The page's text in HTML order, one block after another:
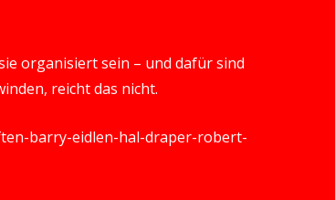
organisiert sein – und dafür sind
reicht das nicht.
barry-eidlen-hal-draper-robert-